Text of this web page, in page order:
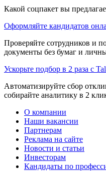
Какой соцпакет вы
Оформляйте кандидатов
Проверяйте сотрудников и
документы без бумаг и
Ускорьте подбор в 2 раза с
Автоматизируйте сбор
собирайте аналитику в 2
О компании
Наши вакансии
Партнерам
Реклама на сайте
Новости и статьи
Инвесторам
Кандидаты по